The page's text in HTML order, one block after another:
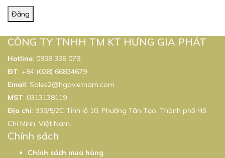
Đăng
CÔNG TY TNHH TM KT HƯNG GIA PHÁT
Hotline: 0938 336 079
ĐT: +84 (028) 66834679
Email: Sales2@hgpvietnam.com
MST: 0313138119
Địa chỉ: 933/5/2C Tỉnh lộ 10, Phường Tân Tạo, Thành phố Hồ
Chí Minh, Việt Nam.
Chính sách
Chính sách mua hàng